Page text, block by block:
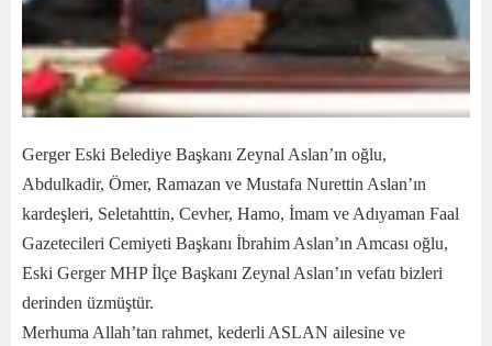
Gerger Eski Belediye Başkanı Zeynal Aslan’ın oğlu,
Abdulkadir, Ömer, Ramazan ve Mustafa Nurettin Aslan’ın
kardeşleri, Seletahttin, Cevher, Hamo, İmam ve Adıyaman Faal
Gazetecileri Cemiyeti Başkanı İbrahim Aslan’ın Amcası oğlu,
Eski Gerger MHP İlçe Başkanı Zeynal Aslan’ın vefatı bizleri
derinden üzmüştür.
Merhuma Allah’tan rahmet, kederli ASLAN ailesine ve